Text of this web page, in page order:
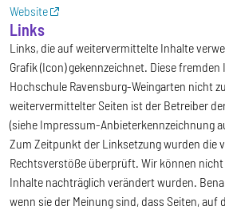
Website
Links
Links, die auf weitervermittelte Inhalte
Grafik (Icon) gekennzeichnet. Diese
Hochschule Ravensburg-Weingarten nicht
weitervermittelter Seiten ist der Betreiber
(siehe Impressum-Anbieterkennzeichnung
Zum Zeitpunkt der Linksetzung wurden die
Rechtsverstöße überprüft. Wir können
Inhalte nachträglich verändert wurden.
wenn sie der Meinung sind, dass Seiten, auf